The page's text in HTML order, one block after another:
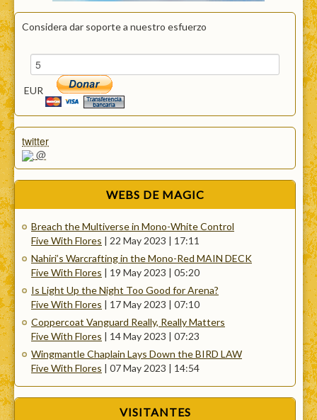
Considera dar soporte a nuestro esfuerzo
EUR
twitter
@
WEBS DE MAGIC
Breach the Multiverse in Mono-White Control
Five With Flores | 22 May 2023 | 17:11
Nahiri’s Warcrafting in the Mono-Red MAIN DECK
Five With Flores | 19 May 2023 | 05:20
Is Light Up the Night Too Good for Arena?
Five With Flores | 17 May 2023 | 07:10
Coppercoat Vanguard Really, Really Matters
Five With Flores | 14 May 2023 | 07:23
Wingmantle Chaplain Lays Down the BIRD LAW
Five With Flores | 07 May 2023 | 14:54
VISITANTES